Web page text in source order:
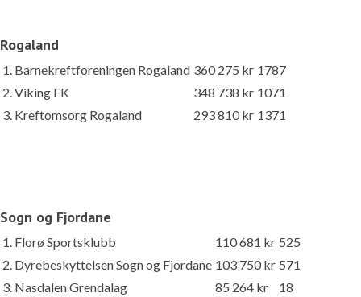
Rogaland
1. Barnekreftforeningen Rogaland 360 275 kr 1787
2. Viking FK
348 738 kr 1071
3. Kreftomsorg Rogaland
293 810 kr 1371
Sogn og Fjordane
1. Florø Sportsklubb 110 681 kr 525
2. Dyrebeskyttelsen Sogn og Fjordane 103 750 kr 571
3. Nasdalen Grendalag
85 264 kr 18